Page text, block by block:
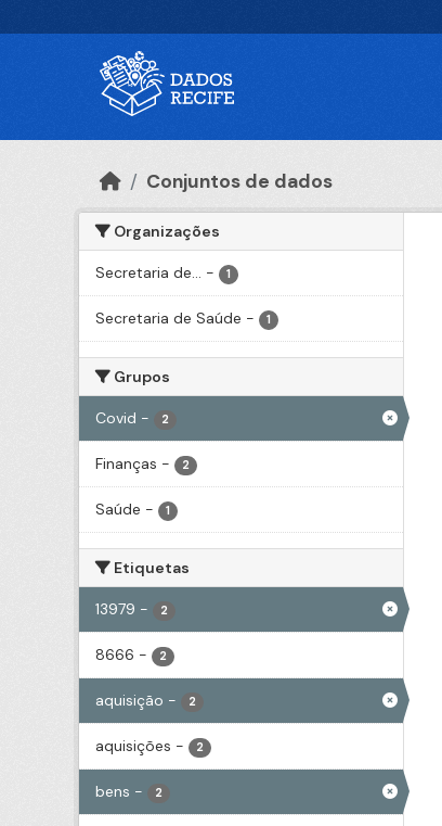
Conjuntos de dados
Organizações
Secretaria de... - 1
Secretaria de Saúde - 1
Grupos
Covid - 2
Finanças - 2
Saúde - 1
Etiquetas
13979 - 2
8666 - 2
aquisição - 2
aquisições - 2
bens - 2